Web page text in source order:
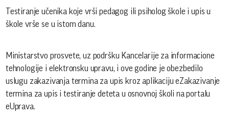
Testiranje učenika koje vrši pedagog ili psiholog škole i upis u
škole vrše se u istom danu.
Ministarstvo prosvete, uz podršku Kancelarije za informacione
tehnologije i elektronsku upravu, i ove godine je obezbedilo
uslugu zakazivanja termina za upis kroz aplikaciju eZakazivanje
termina za upis i testiranje deteta u osnovnoj školi na portalu
eUprava.